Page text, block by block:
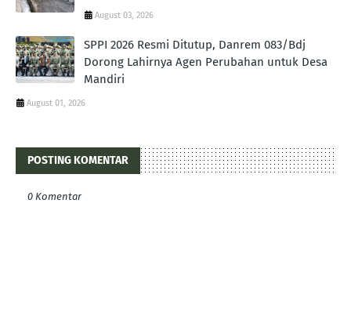
August 03, 2026
SPPI 2026 Resmi Ditutup, Danrem 083/Bdj
Dorong Lahirnya Agen Perubahan untuk Desa
Mandiri
August 01, 2026
POSTING KOMENTAR
0 Komentar